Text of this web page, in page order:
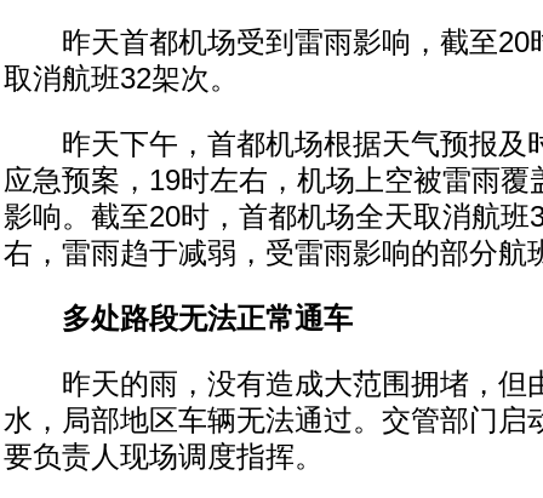
昨天首都机场受到雷雨影响，截至20
取消航班32架次。
昨天下午，首都机场根据天气预报及
应急预案，19时左右，机场上空被雷雨覆
影响。截至20时，首都机场全天取消航班
右，雷雨趋于减弱，受雷雨影响的部分航
多处路段无法正常通车
昨天的雨，没有造成大范围拥堵，但
水，局部地区车辆无法通过。交管部门启
要负责人现场调度指挥。